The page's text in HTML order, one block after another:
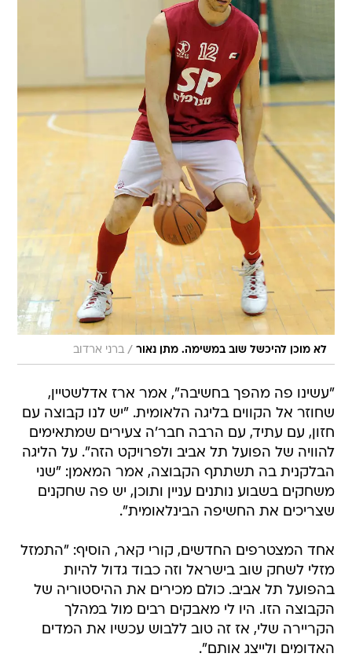
לא מוכן להיכשל שוב במשימה. מתן נאור / ברני ארדוב
"עשינו פה מהפך בחשיבה", אמר ארז אדלשטיין,
שחוזר אל הקווים בליגה הלאומית. "יש לנו קבוצה עם
חזון, עם עתיד, עם הרבה חבר'ה צעירים שמתאימים
להוויה של הפועל תל אביב ולפרויקט הזה". על הליגה
הבלקנית בה תשתתף הקבוצה, אמר המאמן: "שני
משחקים בשבוע נותנים עניין ותוכן, יש פה שחקנים
שצריכים את החשיפה הבינלאומית".
אחד המצטרפים החדשים, קורי קאר, הוסיף: "התמזל
מזלי לשחק שוב בישראל וזה כבוד גדול להיות
בהפועל תל אביב. כולם מכירים את ההיסטוריה של
הקבוצה הזו. היו לי מאבקים רבים מול במהלך
הקריירה שלי, אז זה טוב ללבוש עכשיו את המדים
האדומים ולייצג אותם".